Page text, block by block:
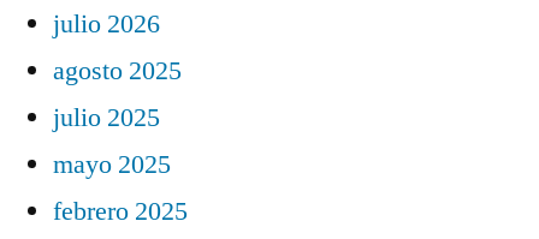
julio 2026
agosto 2025
julio 2025
mayo 2025
febrero 2025